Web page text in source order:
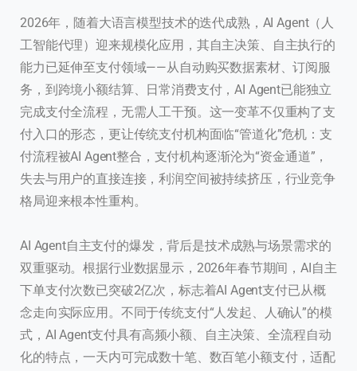
2026年，随着大语言模型技术的迭代成熟，AI Agent（人
工智能代理）迎来规模化应用，其自主决策、自主执行的
能力已延伸至支付领域——从自动购买数据素材、订阅服
务，到跨境小额结算、日常消费支付，AI Agent已能独立
完成支付全流程，无需人工干预。这一变革不仅重构了支
付入口的形态，更让传统支付机构面临“管道化”危机：支
付流程被AI Agent整合，支付机构逐渐沦为“资金通道”，
失去与用户的直接连接，利润空间被持续挤压，行业竞争
格局迎来根本性重构。
AI Agent自主支付的爆发，背后是技术成熟与场景需求的
双重驱动。根据行业数据显示，2026年春节期间，AI自主
下单支付次数已突破2亿次，标志着AI Agent支付已从概
念走向实际应用。不同于传统支付“人发起、人确认”的模
式，AI Agent支付具有高频小额、自主决策、全流程自动
化的特点，一天内可完成数十笔、数百笔小额支付，适配